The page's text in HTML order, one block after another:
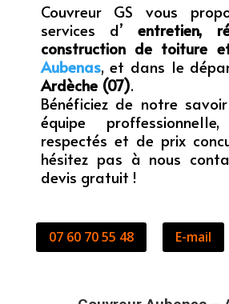
Couvreur GS vous
services d’entretien,
construction de toiture
Aubenas, et dans le
Ardèche (07).
Bénéficiez de notre
équipe
respectés et de prix
hésitez pas à nous
devis gratuit !
07 60 70 55 48 E-mail